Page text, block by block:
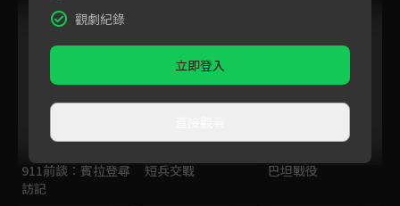
911前談：賓拉登尋
訪記
短兵交戰 巴坦戰役
觀劇紀錄
立即登入